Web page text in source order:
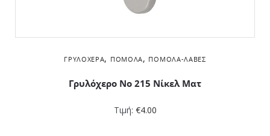
ΓΡΥΛΌΧΕΡΑ, ΠΌΜΟΛΑ, ΠΌΜΟΛΑ-ΛΑΒΈΣ
Γρυλόχερο Νο 215 Νίκελ Ματ
Τιμή: €4.00